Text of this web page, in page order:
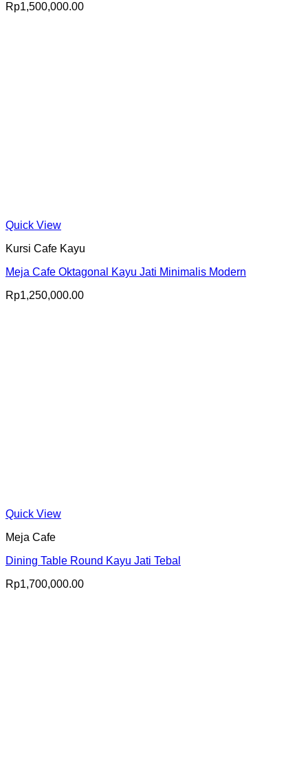
Rp1,500,000.00
Quick View
Kursi Cafe Kayu
Meja Cafe Oktagonal Kayu Jati Minimalis Modern
Rp1,250,000.00
Quick View
Meja Cafe
Dining Table Round Kayu Jati Tebal
Rp1,700,000.00